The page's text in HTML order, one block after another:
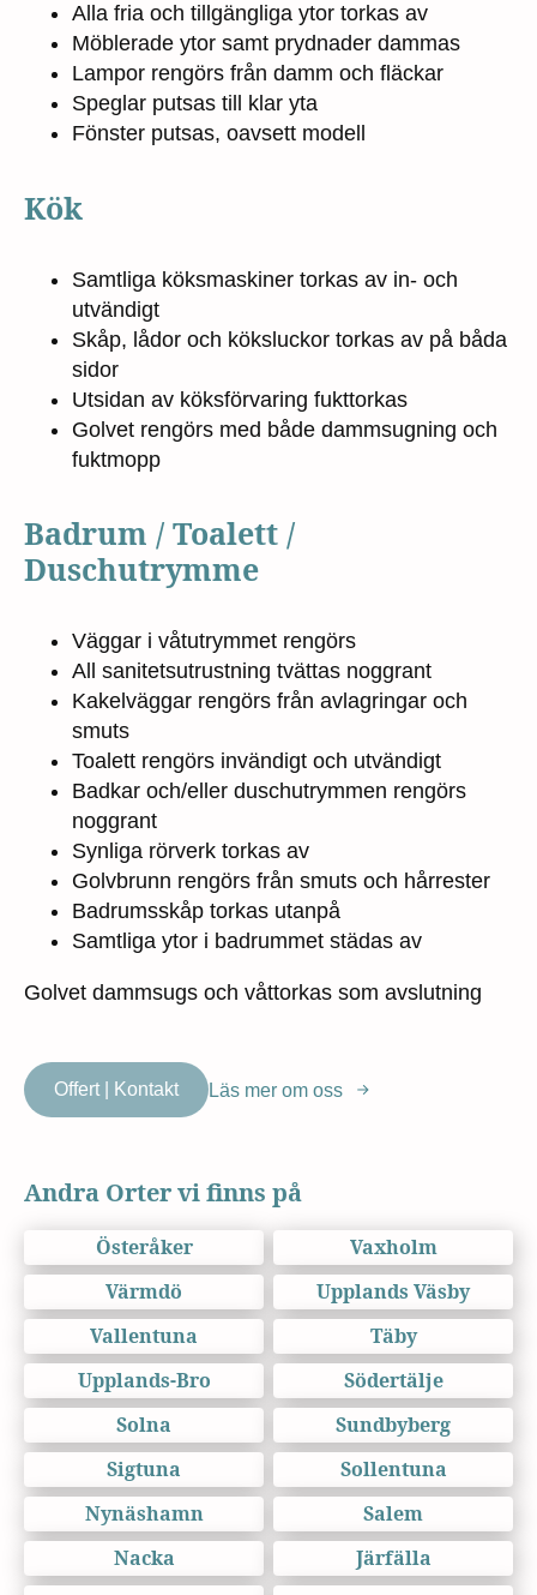
Alla fria och tillgängliga ytor torkas av
Möblerade ytor samt prydnader dammas
Lampor rengörs från damm och fläckar
Speglar putsas till klar yta
Fönster putsas, oavsett modell
Kök
Samtliga köksmaskiner torkas av in- och
utvändigt
Skåp, lådor och köksluckor torkas av på båda
sidor
Utsidan av köksförvaring fukttorkas
Golvet rengörs med både dammsugning och
fuktmopp
Badrum / Toalett /
Duschutrymme
Väggar i våtutrymmet rengörs
All sanitetsutrustning tvättas noggrant
Kakelväggar rengörs från avlagringar och
smuts
Toalett rengörs invändigt och utvändigt
Badkar och/eller duschutrymmen rengörs
noggrant
Synliga rörverk torkas av
Golvbrunn rengörs från smuts och hårrester
Badrumsskåp torkas utanpå
Samtliga ytor i badrummet städas av
Golvet dammsugs och våttorkas som avslutning
Offert | Kontakt Läs mer om oss
Andra Orter vi finns på
Österåker
Vaxholm
Värmdö
Upplands Väsby
Vallentuna
Täby
Upplands-Bro
Södertälje
Solna
Sundbyberg
Sigtuna
Sollentuna
Nynäshamn
Salem
Nacka
Järfälla